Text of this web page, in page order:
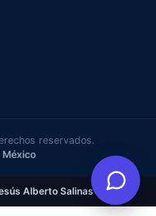
reservados.
México
Alberto Salinas Santana